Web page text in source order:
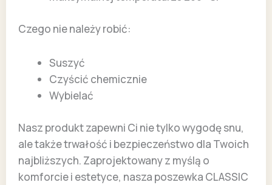
Czego nie należy robić:
Suszyć
Czyścić chemicznie
Wybielać
Nasz produkt zapewni Ci nie tylko wygodę snu,
ale także trwałość i bezpieczeństwo dla Twoich
najbliższych. Zaprojektowany z myślą o
komforcie i estetyce, nasza poszewka CLASSIC